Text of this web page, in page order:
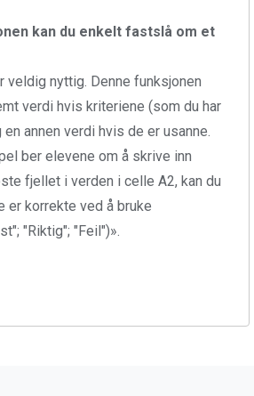
kan du enkelt fastslå om et
veldig nyttig. Denne funksjonen
verdi hvis kriteriene (som du har
annen verdi hvis de er usanne.
ber elevene om å skrive inn
fjellet i verden i celle A2, kan du
er korrekte ved å bruke
"Riktig"; "Feil")».